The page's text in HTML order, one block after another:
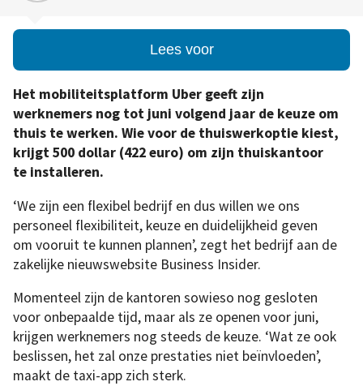
Lees voor
Het mobiliteitsplatform Uber geeft zijn
werknemers nog tot juni volgend jaar de keuze om
thuis te werken. Wie voor de thuiswerkoptie kiest,
krijgt 500 dollar (422 euro) om zijn thuiskantoor
te installeren.
‘We zijn een flexibel bedrijf en dus willen we ons
personeel flexibiliteit, keuze en duidelijkheid geven
om vooruit te kunnen plannen’, zegt het bedrijf aan de
zakelijke nieuwswebsite Business Insider.
Momenteel zijn de kantoren sowieso nog gesloten
voor onbepaalde tijd, maar als ze openen voor juni,
krijgen werknemers nog steeds de keuze. ‘Wat ze ook
beslissen, het zal onze prestaties niet beïnvloeden’,
maakt de taxi-app zich sterk.